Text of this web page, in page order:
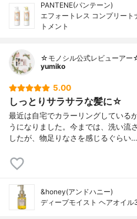
PANTENE(パンテーン)
エフォートレス コンプリー
トメント
☆モノシル公式レビューアー
yumiko
5.00
しっとりサラサラな髪に☆
最近は自宅でカラーリングしている
うになりました。今までは、洗い流
したが、物足りなさを感じるぐらい…
&honey(アンドハニー)
ディープモイスト ヘアオイル